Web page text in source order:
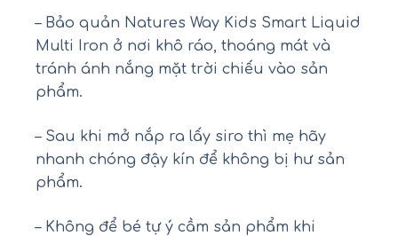
– Bảo quản Natures Way Kids Smart Liquid
Multi Iron ở nơi khô ráo, thoáng mát và
tránh ánh nắng mặt trời chiếu vào sản
phẩm.
– Sau khi mở nắp ra lấy siro thì mẹ hãy
nhanh chóng đậy kín để không bị hư sản
phẩm.
– Không để bé tự ý cầm sản phẩm khi